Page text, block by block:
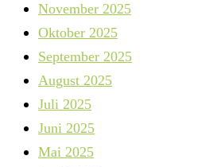
November 2025
Oktober 2025
September 2025
August 2025
Juli 2025
Juni 2025
Mai 2025